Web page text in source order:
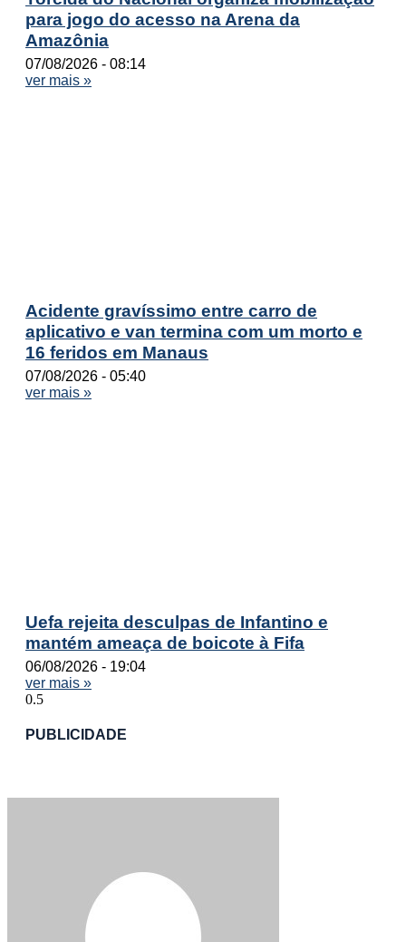
para jogo do acesso na Arena da
Amazônia
07/08/2026
08:14
ver mais »
Acidente gravíssimo entre carro de
aplicativo e van termina com um morto e
16 feridos em Manaus
07/08/2026
05:40
ver mais »
Uefa rejeita desculpas de Infantino e
mantém ameaça de boicote à Fifa
06/08/2026
19:04
ver mais »
PUBLICIDADE